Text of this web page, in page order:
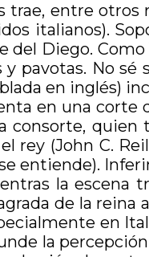
trae, entre otros
italianos).
del Diego.
pavotas. No sé
en inglés)
en una corte
quien
rey (John C.
entiende).
la escena
de la reina
en
la